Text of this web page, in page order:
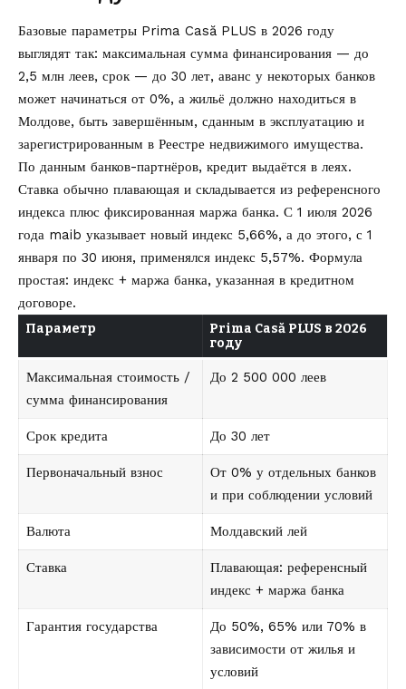
Базовые параметры Prima Casă PLUS в 2026 году
выглядят так: максимальная сумма финансирования — до
2,5 млн леев, срок — до 30 лет, аванс у некоторых банков
может начинаться от 0%, а жильё должно находиться в
Молдове, быть завершённым, сданным в эксплуатацию и
зарегистрированным в Реестре недвижимого имущества.
По данным банков-партнёров, кредит выдаётся в леях.
Ставка обычно плавающая и складывается из референсного
индекса плюс фиксированная маржа банка. С 1 июля 2026
года maib указывает новый индекс 5,66%, а до этого, с 1
января по 30 июня, применялся индекс 5,57%. Формула
простая: индекс + маржа банка, указанная в кредитном
договоре.
Параметр
Prima Casă PLUS в 2026
году
Максимальная стоимость /
сумма финансирования
До 2 500 000 леев
Срок кредита До 30 лет
Первоначальный взнос
От 0% у отдельных банков
и при соблюдении условий
Валюта Молдавский лей
Ставка
Плавающая: референсный
индекс + маржа банка
Гарантия государства
До 50%, 65% или 70% в
зависимости от жилья и
условий